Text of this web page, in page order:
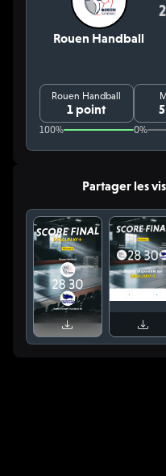
Rouen Handball
Rouen Handball
1 point
100% 0%
Partager les